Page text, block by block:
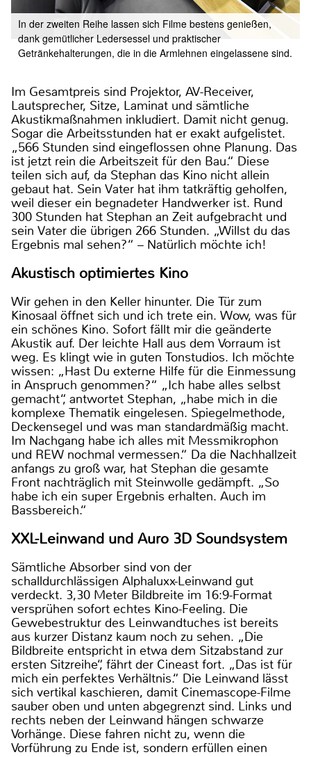
In der zweiten Reihe lassen sich Filme bestens genießen,
dank gemütlicher Ledersessel und praktischer
Getränkehalterungen, die in die Armlehnen eingelassene sind.
Im Gesamtpreis sind Projektor, AV-Receiver,
Lautsprecher, Sitze, Laminat und sämtliche
Akustikmaßnahmen inkludiert. Damit nicht genug.
Sogar die Arbeitsstunden hat er exakt aufgelistet.
„566 Stunden sind eingeflossen ohne Planung. Das
ist jetzt rein die Arbeitszeit für den Bau.“ Diese
teilen sich auf, da Stephan das Kino nicht allein
gebaut hat. Sein Vater hat ihm tatkräftig geholfen,
weil dieser ein begnadeter Handwerker ist. Rund
300 Stunden hat Stephan an Zeit aufgebracht und
sein Vater die übrigen 266 Stunden. „Willst du das
Ergebnis mal sehen?“ – Natürlich möchte ich!
Akustisch optimiertes Kino
Wir gehen in den Keller hinunter. Die Tür zum
Kinosaal öffnet sich und ich trete ein. Wow, was für
ein schönes Kino. Sofort fällt mir die geänderte
Akustik auf. Der leichte Hall aus dem Vorraum ist
weg. Es klingt wie in guten Tonstudios. Ich möchte
wissen: „Hast Du externe Hilfe für die Einmessung
in Anspruch genommen?“ „Ich habe alles selbst
gemacht“, antwortet Stephan, „habe mich in die
komplexe Thematik eingelesen. Spiegelmethode,
Deckensegel und was man standardmäßig macht.
Im Nachgang habe ich alles mit Messmikrophon
und REW nochmal vermessen.“ Da die Nachhallzeit
anfangs zu groß war, hat Stephan die gesamte
Front nachträglich mit Steinwolle gedämpft. „So
habe ich ein super Ergebnis erhalten. Auch im
Bassbereich.“
XXL-Leinwand und Auro 3D Soundsystem
Sämtliche Absorber sind von der
schalldurchlässigen Alphaluxx-Leinwand gut
verdeckt. 3,30 Meter Bildbreite im 16:9-Format
versprühen sofort echtes Kino-Feeling. Die
Gewebestruktur des Leinwandtuches ist bereits
aus kurzer Distanz kaum noch zu sehen. „Die
Bildbreite entspricht in etwa dem Sitzabstand zur
ersten Sitzreihe“, fährt der Cineast fort. „Das ist für
mich ein perfektes Verhältnis.“ Die Leinwand lässt
sich vertikal kaschieren, damit Cinemascope-Filme
sauber oben und unten abgegrenzt sind. Links und
rechts neben der Leinwand hängen schwarze
Vorhänge. Diese fahren nicht zu, wenn die
Vorführung zu Ende ist, sondern erfüllen einen